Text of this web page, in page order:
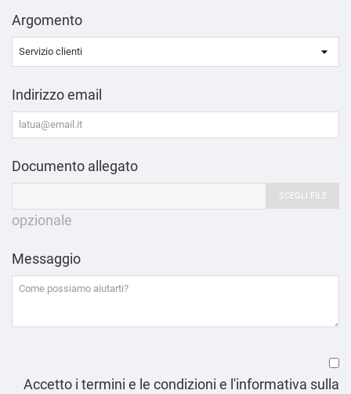
Argomento
Indirizzo email
Documento allegato
SCEGLI FILE
opzionale
Messaggio
Accetto i termini e le condizioni e l'informativa sulla